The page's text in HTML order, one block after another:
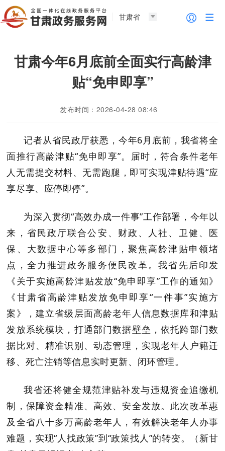
甘肃省
甘肃今年6月底前全面实行高龄津
贴“免申即享”
发布时间：2026-04-28 08:46
记者从省民政厅获悉，今年6月底前，我省将全
面推行高龄津贴“免申即享”。届时，符合条件老年
人无需提交材料、无需跑腿，即可实现津贴待遇“应
享尽享、应停即停”。
为深入贯彻“高效办成一件事”工作部署，今年以
来，省民政厅联合公安、财政、人社、卫健、医
保、大数据中心等多部门，聚焦高龄津贴申领堵
点，全力推进政务服务便民改革。我省先后印发
《关于实施高龄津贴发放“免申即享”工作的通知》
《甘肃省高龄津贴发放免申即享“一件事”实施方
案》，建立省级层面高龄老年人信息数据库和津贴
发放系统模块，打通部门数据壁垒，依托跨部门数
据比对、精准识别、动态管理，实现老年人户籍迁
移、死亡注销等信息实时更新、闭环管理。
我省还将健全规范津贴补发与违规资金追缴机
制，保障资金精准、高效、安全发放。此次改革惠
及全省八十多万高龄老年人，有效解决老年人办事
难题，实现“人找政策”到“政策找人”的转变。
（新甘